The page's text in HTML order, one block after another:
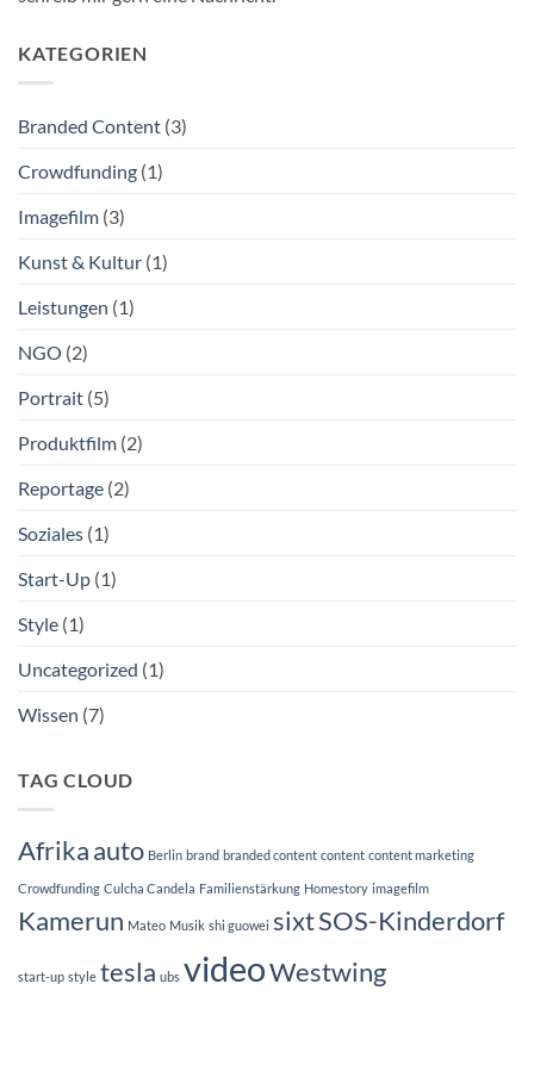
KATEGORIEN
Branded Content (3)
Crowdfunding (1)
Imagefilm (3)
Kunst & Kultur (1)
Leistungen (1)
NGO (2)
Portrait (5)
Produktfilm (2)
Reportage (2)
Soziales (1)
Start-Up (1)
Style (1)
Uncategorized (1)
Wissen (7)
TAG CLOUD
Afrikaauto Berlin brand branded content content content marketing
Crowdfunding Culcha Candela Familienstärkung Homestory imagefilm
Kamerun Mateo Musik shi guowei sixtSOS-Kinderdorf
start-up style tesla ubs videoWestwing